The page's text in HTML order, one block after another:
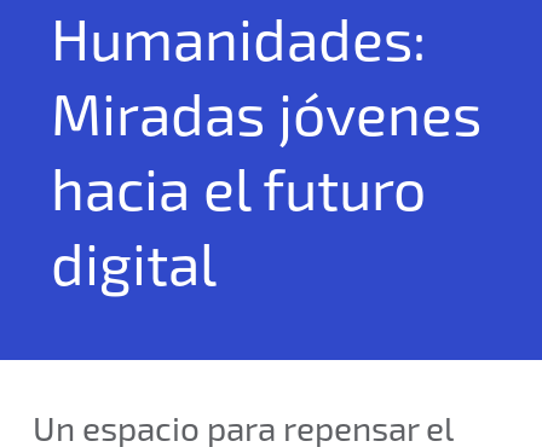
Humanidades:
Miradas jóvenes
hacia el futuro
digital
Un espacio para repensar el